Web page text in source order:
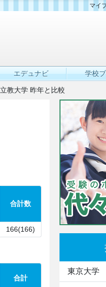
マイ
エデュナビ 学校
立教大学 昨年と比較
合計数
166(166)
合計
東京大学